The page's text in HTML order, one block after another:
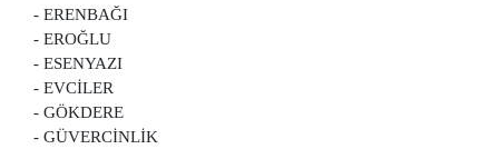
- ERENBAĞI
- EROĞLU
- ESENYAZI
- EVCİLER
- GÖKDERE
- GÜVERCİNLİK